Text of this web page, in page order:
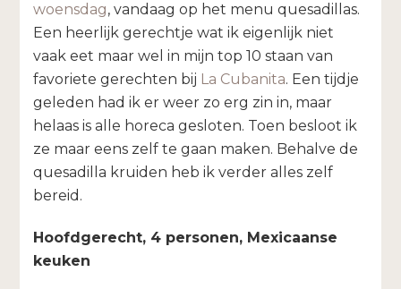
woensdag, vandaag op het menu quesadillas.
Een heerlijk gerechtje wat ik eigenlijk niet
vaak eet maar wel in mijn top 10 staan van
favoriete gerechten bij La Cubanita. Een tijdje
geleden had ik er weer zo erg zin in, maar
helaas is alle horeca gesloten. Toen besloot ik
ze maar eens zelf te gaan maken. Behalve de
quesadilla kruiden heb ik verder alles zelf
bereid.
Hoofdgerecht, 4 personen, Mexicaanse
keuken